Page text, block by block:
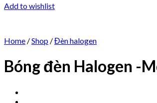
Add to wishlist
Home /Shop /Đèn halogen
Bóng đèn Halogen -